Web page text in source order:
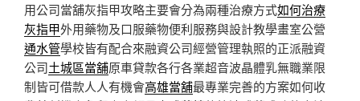
用公司當舖灰指甲攻略主要會分為兩種治療方式如何治療
灰指甲外用藥物及口服藥物便利服務與設計教學畫室公營
通水管學校皆有配合來融資公司經營管理執照的正派融資
公司土城區當舖原車貸款各行各業超音波晶體乳無職業限
制皆可借款人人有機會高雄當舖最專業完善的方案如何收